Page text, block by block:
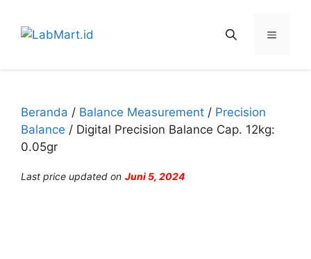
Menu
Beranda / Balance Measurement / Precision
Balance / Digital Precision Balance Cap. 12kg:
0.05gr
Last price updated on Juni 5, 2024